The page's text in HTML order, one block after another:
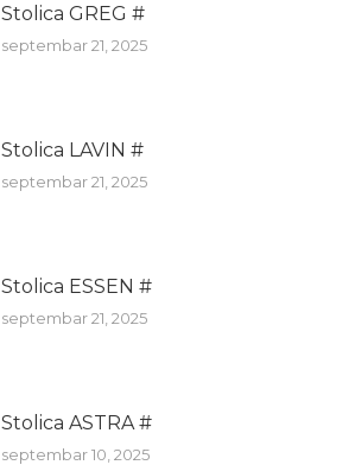
Stolica GREG #
septembar 21, 2025
Stolica LAVIN #
septembar 21, 2025
Stolica ESSEN #
septembar 21, 2025
Stolica ASTRA #
septembar 10, 2025